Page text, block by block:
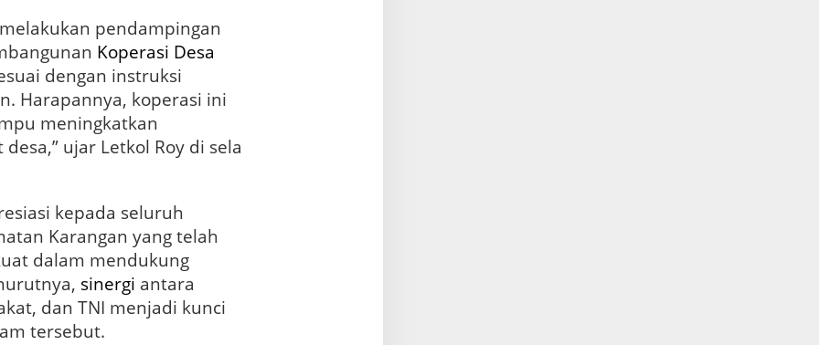
pendampingan
Koperasi Desa
dengan instruksi
Harapannya, koperasi ini
meningkatkan
ujar Letkol Roy di sela
kepada seluruh
Karangan yang telah
dalam mendukung
sinergi antara
dan TNI menjadi kunci
tersebut.